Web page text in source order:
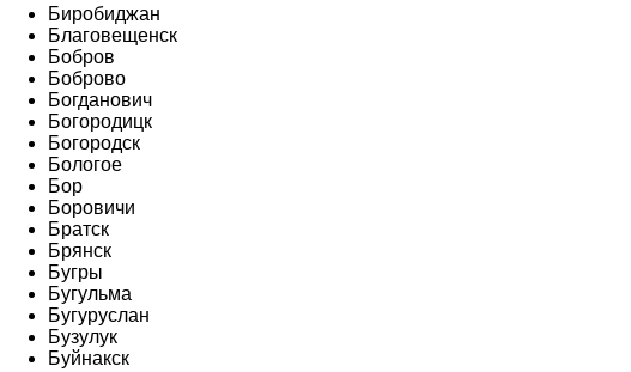
Биробиджан
Благовещенск
Бобров
Боброво
Богданович
Богородицк
Богородск
Бологое
Бор
Боровичи
Братск
Брянск
Бугры
Бугульма
Бугуруслан
Бузулук
Буйнакск